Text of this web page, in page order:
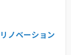
ノベーション